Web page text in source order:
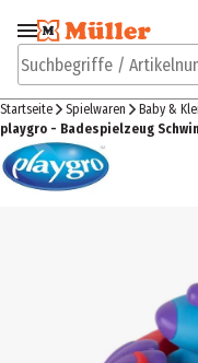
Zur Navigation
springen
Suchbegriffe /
Startseite Spielwaren Baby &
playgro - Badespielzeug